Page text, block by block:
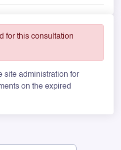
for this consultation
site administration for
on the expired